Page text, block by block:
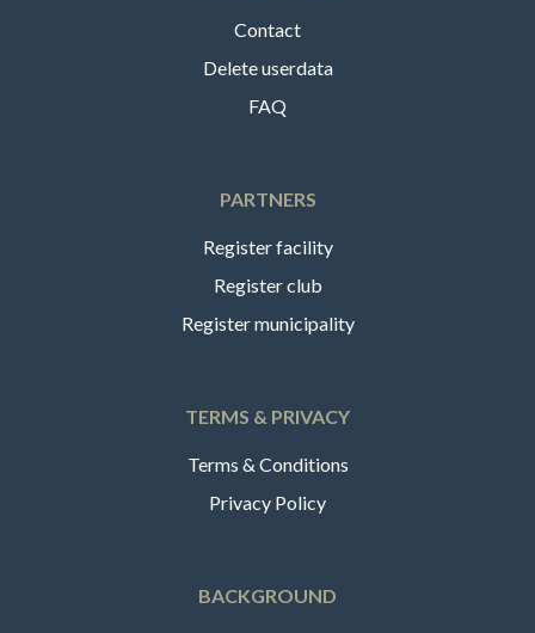
Contact
Delete userdata
FAQ
PARTNERS
Register facility
Register club
Register municipality
TERMS & PRIVACY
Terms & Conditions
Privacy Policy
BACKGROUND